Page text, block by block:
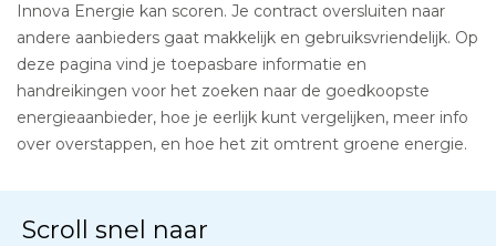
Innova Energie kan scoren. Je contract oversluiten naar
andere aanbieders gaat makkelijk en gebruiksvriendelijk. Op
deze pagina vind je toepasbare informatie en
handreikingen voor het zoeken naar de goedkoopste
energieaanbieder, hoe je eerlijk kunt vergelijken, meer info
over overstappen, en hoe het zit omtrent groene energie.
Scroll snel naar